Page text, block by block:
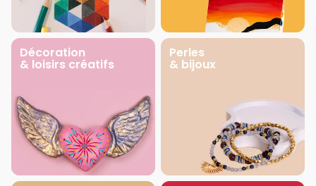
Décoration
& loisirs créatifs
Perles
& bijoux